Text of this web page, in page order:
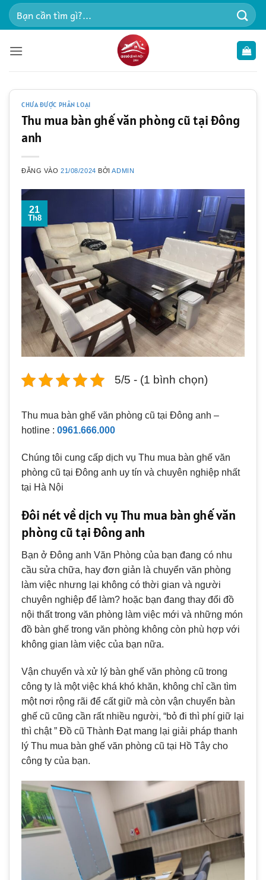
Bỏ
qua
dung
Tìm
kiếm:
CHƯA ĐƯỢC PHÂN LOẠI
Thu mua bàn ghế văn phòng cũ tại Đông
anh
ĐĂNG VÀO21/08/2024 BỞIADMIN
21
Th8
5/5 - (1 bình chọn)
Thu mua bàn ghế văn phòng cũ tại Đông anh –
hotline : 0961.666.000
Chúng tôi cung cấp dịch vụ Thu mua bàn ghế văn
phòng cũ tại Đông anh uy tín và chuyên nghiệp nhất
tại Hà Nội
Đôi nét về dịch vụ Thu mua bàn ghế văn
phòng cũ tại Đông anh
Bạn ở Đông anh Văn Phòng của bạn đang có nhu
cầu sửa chữa, hay đơn giản là chuyển văn phòng
làm việc nhưng lại không có thời gian và người
chuyên nghiệp để làm? hoặc bạn đang thay đổi đồ
nội thất trong văn phòng làm việc mới và những món
đồ bàn ghế trong văn phòng không còn phù hợp với
không gian làm việc của bạn nữa.
Vận chuyển và xử lý bàn ghế văn phòng cũ trong
công ty là một việc khá khó khăn, không chỉ cần tìm
một nơi rộng rãi để cất giữ mà còn vận chuyển bàn
ghế cũ cũng cần rất nhiều người, “bỏ đi thì phí giữ lại
thì chật ” Đồ cũ Thành Đạt mang lại giải pháp thanh
lý Thu mua bàn ghế văn phòng cũ tại Hồ Tây cho
công ty của bạn.